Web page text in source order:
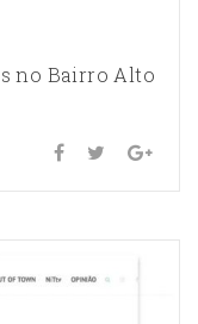
no Bairro Alto